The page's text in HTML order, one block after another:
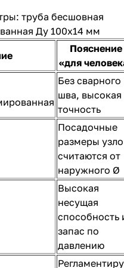
труба бесшовная
Ду 100х14 мм
Пояснение
«для
Без сварного
шва, высокая
точность
Посадочные
размеры
считаются от
наружного Ø
Высокая
несущая
способность
запас по
давлению